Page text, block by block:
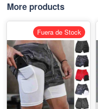
More products
Fuera de Stock